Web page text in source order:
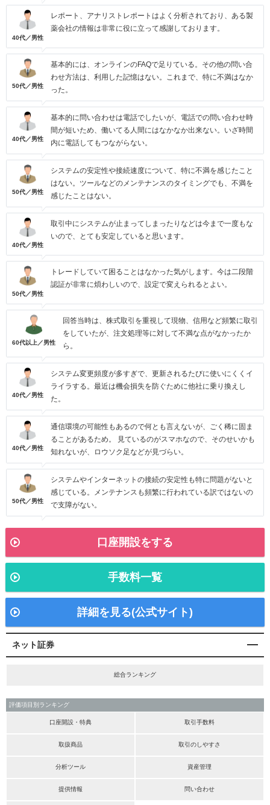
40代／男性
レポート、アナリストレポートはよく分析されており、ある製
薬会社の情報は非常に役に立って感謝しております。
50代／男性
基本的には、オンラインのFAQで足りている。その他の問い合
わせ方法は、利用した記憶はない。これまで、特に不満はなか
った。
40代／男性
基本的に問い合わせは電話でしたいが、電話での問い合わせ時
間が短いため、働いてる人間にはなかなか出来ない。いざ時間
内に電話してもつながらない。
50代／男性
システムの安定性や接続速度について、特に不満を感じたこと
はない。ツールなどのメンテナンスのタイミングでも、不満を
感じたことはない。
40代／男性
取引中にシステムが止まってしまったりなどは今まで一度もな
いので、とても安定していると思います。
50代／男性
トレードしていて困ることはなかった気がします。今は二段階
認証が非常に煩わしいので、設定で変えられるとよい。
60代以上／男性
回答当時は、株式取引を重視して現物、信用など頻繁に取引
をしていたが、注文処理等に対して不満な点がなかったか
ら。
40代／男性
システム変更頻度が多すぎで、更新されるたびに使いにくくイ
ライラする。最近は機会損失を防ぐために他社に乗り換えし
た。
40代／男性
通信環境の可能性もあるので何とも言えないが、ごく稀に固ま
ることがあるため。 見ているのがスマホなので、そのせいかも
知れないが、ロウソク足などが見づらい。
50代／男性
システムやインターネットの接続の安定性も特に問題がないと
感じている。メンテナンスも頻繁に行われている訳ではないの
で支障がない。
口座開設をする
手数料一覧
詳細を見る(公式サイト)
ネット証券
総合ランキング
評価項目別ランキング
口座開設・特典 取引手数料
取扱商品 取引のしやすさ
分析ツール 資産管理
提供情報 問い合わせ